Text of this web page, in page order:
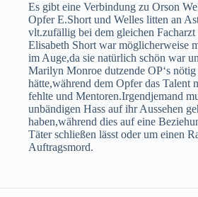
Es gibt eine Verbindung zu Orson
Opfer E.Short und Welles litten an
vlt.zufällig bei dem gleichen Facharzt
Elisabeth Short war möglicherweise
im Auge,da sie natürlich schön war
Marilyn Monroe dutzende OP‘s nötig
hätte,während dem Opfer das Talent
fehlte und Mentoren.Irgendjemand
unbändigen Hass auf ihr Aussehen
haben,während dies auf eine
Täter schließen lässt oder um einen
Auftragsmord.